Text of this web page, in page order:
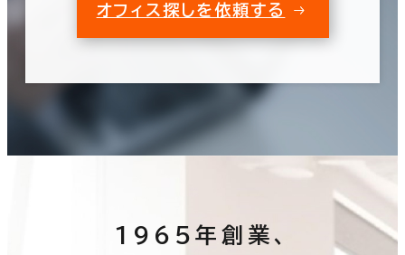
オフィス探しを依頼する
1965年創業、